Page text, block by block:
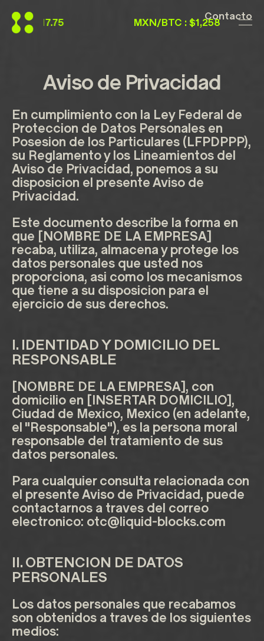
MXN/BTC : $1,258,980.00
Telegram
Contacto
Aviso de Privacidad
En cumplimiento con la Ley Federal de
Proteccion de Datos Personales en
Posesion de los Particulares (LFPDPPP),
su Reglamento y los Lineamientos del
Aviso de Privacidad, ponemos a su
disposicion el presente Aviso de
Privacidad.
Este documento describe la forma en
que [NOMBRE DE LA EMPRESA]
recaba, utiliza, almacena y protege los
datos personales que usted nos
proporciona, asi como los mecanismos
que tiene a su disposicion para el
ejercicio de sus derechos.
I. IDENTIDAD Y DOMICILIO DEL
RESPONSABLE
[NOMBRE DE LA EMPRESA], con
domicilio en [INSERTAR DOMICILIO],
Ciudad de Mexico, Mexico (en adelante,
el "Responsable"), es la persona moral
responsable del tratamiento de sus
datos personales.
Para cualquier consulta relacionada con
el presente Aviso de Privacidad, puede
contactarnos a traves del correo
electronico: otc@liquid-blocks.com
II. OBTENCION DE DATOS
PERSONALES
Los datos personales que recabamos
son obtenidos a traves de los siguientes
medios: